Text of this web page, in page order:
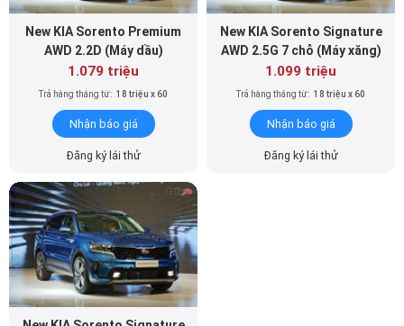
Trả hàng tháng từ: 18 triệu x 60
Nhận báo giá
Đăng ký lái thử
Trả hàng tháng từ: 18 triệu x 60
Nhận báo giá
Đăng ký lái thử
New KIA Sorento Signature
AWD 2.2D 7 chỗ (Máy dầu)
1.119 triệu
Trả hàng tháng từ: 19 triệu x 60